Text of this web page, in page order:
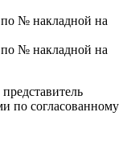
по № накладной на
по № накладной на
по согласованному